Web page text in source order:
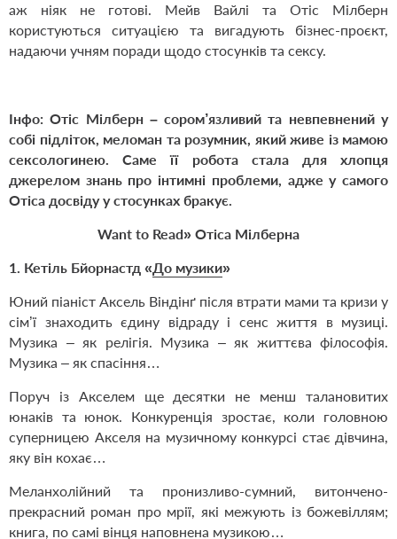
аж ніяк не готові. Мейв Вайлі та Отіс Мілберн
користуються ситуацією та вигадують бізнес-проєкт,
надаючи учням поради щодо стосунків та сексу.
Інфо:Отіс Мілберн – сором’язливий та невпевнений у
собі підліток, меломан та розумник, який живе із мамою
сексологинею. Саме її робота стала для хлопця
джерелом знань про інтимні проблеми, адже у самого
Отіса досвіду у стосунках бракує.
Want to Read» Отіса Мілберна
1. Кетіль Бйорнастд «До музики»
Юний піаніст Аксель Віндінґ після втрати мами та кризи у
сім’ї знаходить єдину відраду і сенс життя в музиці.
Музика – як релігія. Музика – як життєва філософія.
Музика – як спасіння…
Поруч із Акселем ще десятки не менш талановитих
юнаків та юнок. Конкуренція зростає, коли головною
суперницею Акселя на музичному конкурсі стає дівчина,
яку він кохає…
Меланхолійний та пронизливо-сумний, витончено-
прекрасний роман про мрії, які межують із божевіллям;
книга, по самі вінця наповнена музикою…